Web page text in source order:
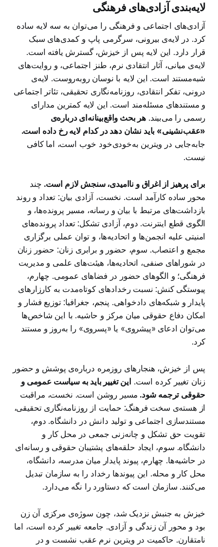
لایه‌بندی آزادی‌های فرهنگی
آزادی‌های اجتماعی و فرهنگی را می‌توان به سه لایه ساده
کرد. در لایه‌ی بیرونی، سرگرمی پاپ و کمدی‌های سبک
قرار دارد. این لایه پس از خیزش، گسترش یافته است.
لایه‌ی میانی، آثار انتقادی نرم، طنز اجتماعی، و روایت‌های
شبه‌مستند است. این لایه با نوسان روبه‌روست. لایه‌ی
درونی، تفکر انتقادی، روزنامه‌نگاری تحقیقی، تئاتر اجتماعی
و مستندهای مسئله‌مند است. این لایه کمترین مدارای
رسمی را می‌بیند. هر بحث واقع‌بینانه‌ای درباره‌ی
«عقب‌نشینی» باید نشان دهد در کدام لایه رخ داده است.
جابه‌جایی در ویترین به‌خودی‌خود خوب است، اما کافی
نیست.
برای پرهیز از اغراق و ناامیدی، سنجش لازم است. چند
محور ساده کارآمد است. نخست، آزادی بیان: تعداد و روند
بازداشت‌های مرتبط با بیان و رسانه، مسیر پرونده‌ها، و
الگوی قطع اینترنت. دوم، آزادی تشکل: تعداد پرونده‌های
امنیتی علیه انجمن‌ها و اتحادیه‌ها، و توان عملی برگزاری
مجمع و اعتصاب. سوم، حضور و برابری زنان: حضور زنان
در شوراهای صنفی، اتحادیه‌ها، هیئت‌های علمی و مدیریت
فرهنگی؛ و الگوهای حضور در فضاهای عمومی. چهارم،
پیوستگی کنش: نسبت رخدادهای کوتاه‌مدت به کارزارهای
پایدار و شبکه‌های دادخواهی. پنجم، جغرافیا: توزیع فشار و
امکان دفاع حقوقی میان مرکز و حاشیه. با این شاخص‌ها
می‌توان ادعای «پیشروی» یا «پسروی» را به‌روز و مستند
کرد.
پس از خیزش، هنجارهای روزمره درباره‌ی پوشش و حضور
زنان تغییر کرده است. این تغییر باید به سیاست عمومی و
حقوقی ترجمه شود. مسیر روشن است. نخست، مراقبت
از هسته‌ی سخت فرهنگ: حمایت از روزنامه‌نگاری تحقیقی،
مستندسازی اجتماعی و تولید دانش در دانشگاه. دوم،
تقویت حق تشکل و چانه‌زنی جمعی در محل کار و
دانشگاه. سوم، ایجاد حلقه‌های پشتیبان حقوقی و رسانه‌ای
در حاشیه‌ها. چهارم، پیوند پایدار میان مدرسه، دانشگاه،
محل کار و محله. این پیوندها رخداد را به سازمان تبدیل
می‌کنند. سازمان است که دستاورد را نگه می‌دارد.
خیزش به جنبش نزدیک شد، چون سوژه‌ی مرکزی آن زن
بود و محور آن زندگی و آزادی. جامعه تغییر کرده است، اما
نامتقارن. حاکمیت در ویترین نرم عقب نشست و در